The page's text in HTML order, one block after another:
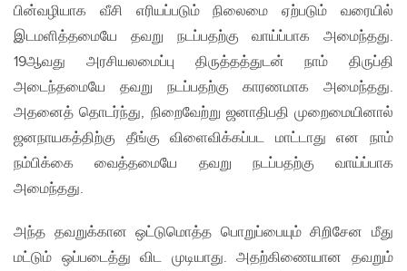
பின்வழியாக வீசி எரியப்படும் நிலைமை ஏற்படும் வரையில்
இடமளித்தமையே தவறு நடப்பதற்கு வாய்ப்பாக அமைந்தது.
19ஆவது அரசியலமைப்பு திருத்தத்துடன் நாம் திருப்தி
அடைந்தமையே தவறு நடப்பதற்கு காரணமாக அமைந்தது.
அதனைத் தொடர்ந்து, நிறைவேற்று ஜனாதிபதி முறைமையினால்
ஜனநாயகத்திற்கு தீங்கு விளைவிக்கப்பட மாட்டாது என நாம்
நம்பிக்கை வைத்தமையே தவறு நடப்பதற்கு வாய்ப்பாக
அமைந்தது.
அந்த தவறுக்கான ஒட்டுமொத்த பொறுப்பையும் சிறிசேன மீது
மட்டும் ஒப்படைத்து விட முடியாது. அதற்கிணையான தவறும்